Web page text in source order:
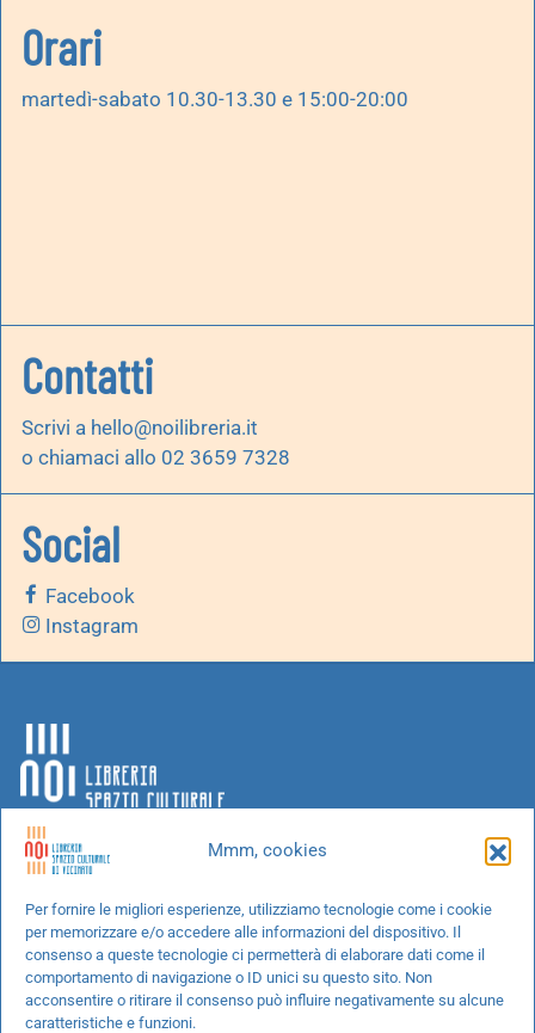
Mmm, cookies
Per fornire le migliori esperienze, utilizziamo tecnologie come i cookie
per memorizzare e/o accedere alle informazioni del dispositivo. Il
consenso a queste tecnologie ci permetterà di elaborare dati come il
comportamento di navigazione o ID unici su questo sito. Non
acconsentire o ritirare il consenso può influire negativamente su alcune
caratteristiche e funzioni.
Orari
martedì-sabato 10.30-13.30 e 15:00-20:00
Contatti
Scrivi a hello@noilibreria.it
o chiamaci allo 02 3659 7328
Social
Facebook
Instagram
Chi siamo
Progetti speciali
Richiedi un libro
Spedizioni